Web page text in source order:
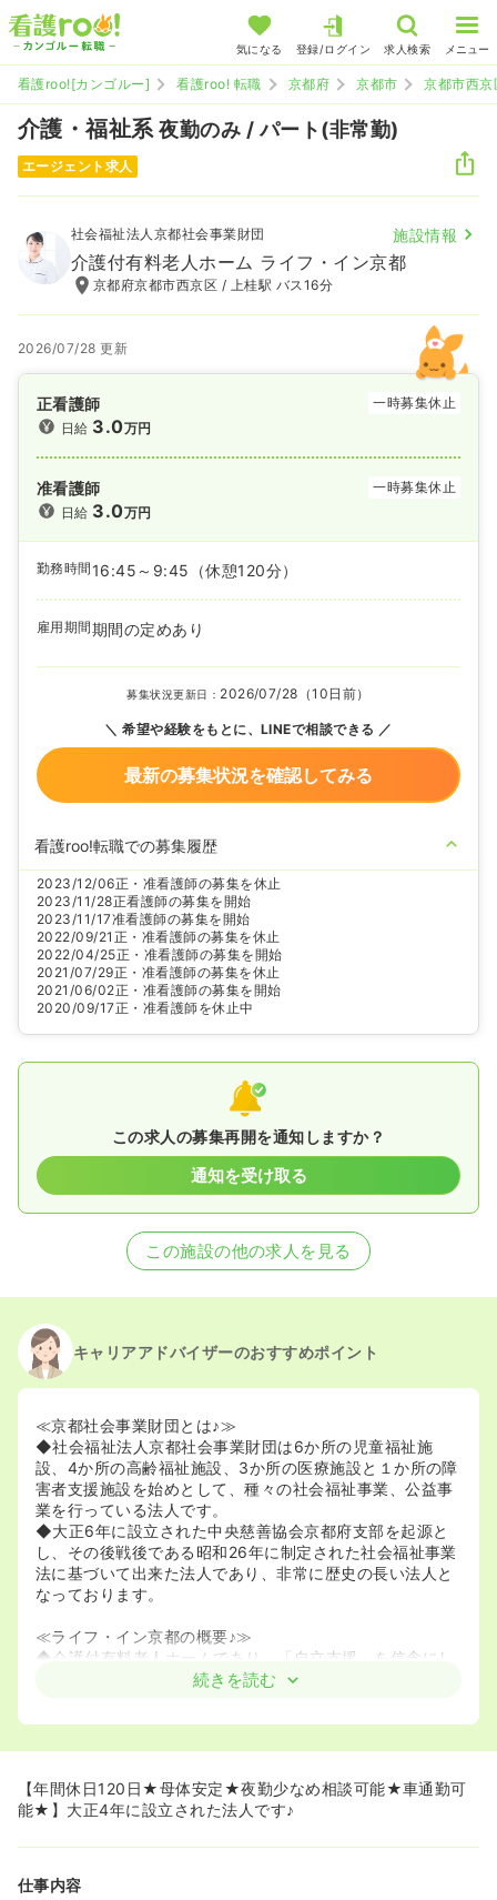
気になる 登録/ログイン 求人検索 メニュー
看護roo![カンゴルー] 看護roo! 転職 京都府 京都市 京都市西京
介護・福祉系夜勤のみ / パート(非常勤)
エージェント求人
社会福祉法人京都社会事業財団 施設情報
介護付有料老人ホーム ライフ・イン京都
京都府京都市西京区 / 上桂駅 バス16分
2026/07/28 更新
正看護師
一時募集休止
日給 3.0万円
准看護師
一時募集休止
日給 3.0万円
勤務時間 16:45～9:45 （休憩120分）
雇用期間期間の定めあり
募集状況更新日： 2026/07/28（10日前）
希望や経験をもとに、LINEで相談できる
最新の募集状況を確認してみる
看護roo!転職での募集履歴
2023/12/06正・准看護師の募集を休止
2023/11/28正看護師の募集を開始
2023/11/17准看護師の募集を開始
2022/09/21 正・准看護師の募集を休止
2022/04/25正・准看護師の募集を開始
2021/07/29正・准看護師の募集を休止
2021/06/02正・准看護師の募集を開始
2020/09/17正・准看護師を休止中
この求人の募集再開を通知しますか？
通知を受け取る
この施設の他の求人を見る
キャリアアドバイザーのおすすめポイント
≪京都社会事業財団とは♪≫
◆社会福祉法人京都社会事業財団は6か所の児童福祉施
設、4か所の高齢福祉施設、3か所の医療施設と１か所の障
害者支援施設を始めとして、種々の社会福祉事業、公益事
業を行っている法人です。
◆大正6年に設立された中央慈善協会京都府支部を起源と
し、その後戦後である昭和26年に制定された社会福祉事業
法に基づいて出来た法人であり、非常に歴史の長い法人と
なっております。
≪ライフ・イン京都の概要♪≫
◆介護付有料老人ホームであり、「自立支援」を信念にし
た施設となっております。
であり、「飛翔」をテーマにしております。高齢者の方が
◆そのデザインは全国的にも注目され、多くのメディアに
取り上げられ、開設1年目に入居率100％となったほどでし
◆医療機関の平均年間休日数が106～109日程度の中、年
続きを読む
【年間休日120日★母体安定★夜勤少なめ相談可能★車通勤可
能★】大正4年に設立された法人です♪
仕事内容